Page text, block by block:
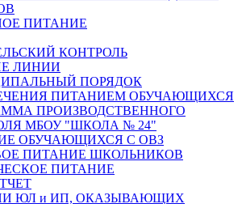
ПИТАНИЕ
КОНТРОЛЬ
ЛИНИИ
ПОРЯДОК
ПИТАНИЕМ ОБУЧАЮЩИХСЯ
ПРОИЗВОДСТВЕННОГО
МБОУ "ШКОЛА № 24"
ОБУЧАЮЩИХСЯ С ОВЗ
ПИТАНИЕ ШКОЛЬНИКОВ
ПИТАНИЕ
ЮЛ и ИП, ОКАЗЫВАЮЩИХ